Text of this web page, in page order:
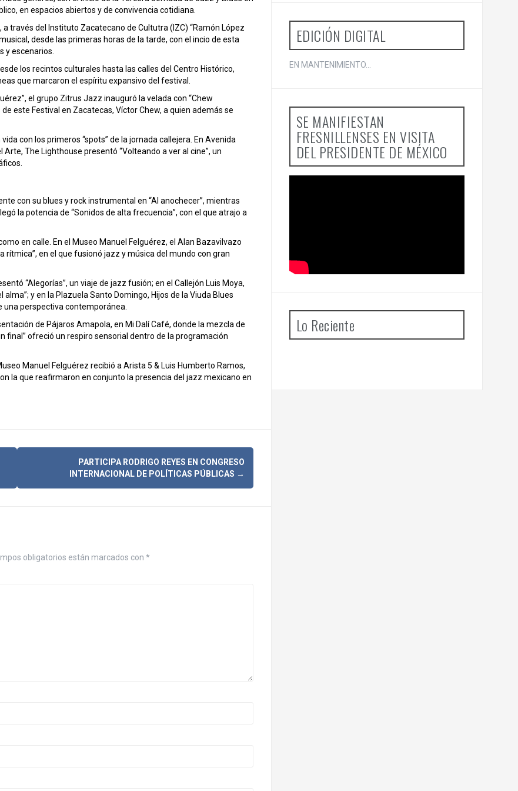
en espacios abiertos y de convivencia cotidiana.
través del Instituto Zacatecano de Cultutra (IZC) “Ramón López
desde las primeras horas de la tarde, con el incio de esta
y escenarios.
los recintos culturales hasta las calles del Centro Histórico,
que marcaron el espíritu expansivo del festival.
el grupo Zitrus Jazz inauguró la velada con “Chew
este Festival en Zacatecas, Víctor Chew, a quien además se
con los primeros “spots” de la jornada callejera. En Avenida
The Lighthouse presentó “Volteando a ver al cine”, un
con su blues y rock instrumental en “Al anochecer”, mientras
la potencia de “Sonidos de alta frecuencia”, con el que atrajo a
en calle. En el Museo Manuel Felguérez, el Alan Bazavilvazo
en el que fusionó jazz y música del mundo con gran
“Alegorías”, un viaje de jazz fusión; en el Callejón Luis Moya,
y en la Plazuela Santo Domingo, Hijos de la Viuda Blues
una perspectiva contemporánea.
de Pájaros Amapola, en Mi Dalí Café, donde la mezcla de
final” ofreció un respiro sensorial dentro de la programación
Manuel Felguérez recibió a Arista 5 & Luis Humberto Ramos,
la que reafirmaron en conjunto la presencia del jazz mexicano en
PARTICIPA RODRIGO REYES EN CONGRESO
INTERNACIONAL DE POLÍTICAS PÚBLICAS →
obligatorios están marcados con *
:
EDICIÓN DIGITAL
EN MANTENIMIENTO...
SE MANIFIESTAN
FRESNILLENSES EN VISITA
DEL PRESIDENTE DE MÉXICO
Lo Reciente